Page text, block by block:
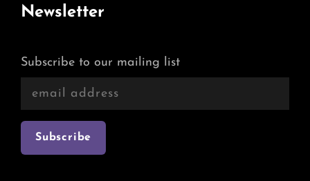
Newsletter
Subscribe to our mailing list